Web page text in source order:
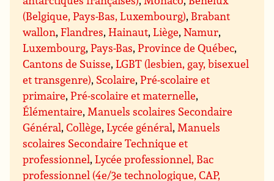
(Belgique, Pays-Bas, Luxembourg), Brabant
wallon,Flandres,Hainaut,Liège,Namur,
Luxembourg,Pays-Bas,Province de Québec,
Cantons de Suisse,LGBT (lesbien, gay, bisexuel
et transgenre), Scolaire,Pré-scolaire et
primaire,Pré-scolaire et maternelle,
Élémentaire, Manuels scolaires Secondaire
Général,Collège,Lycée général, Manuels
scolaires Secondaire Technique et
professionnel,Lycée professionnel, Bac
professionnel (4e/3e technologique, CAP,